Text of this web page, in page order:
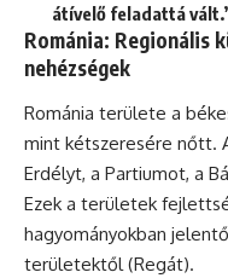
átívelő feladattá
Románia: Regionális
nehézségek
Románia területe a
mint kétszeresére nőtt.
Erdélyt, a Partiumot, a
Ezek a területek
hagyományokban
területektől (Regát).